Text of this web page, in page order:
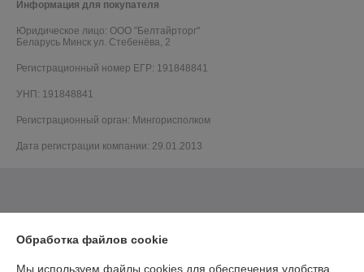
Информация для покупателя
Юридическое лицо: ООО "Белтайрторг"
Беларусь Минск ул. Стебенёва, 2
Регистрационный номер ЕГР: 191848841
УНП: 191848841
Регистрационный орган: Мингорисполком
Дата регистрации компании: 29.01.2013
Обработка файлов cookie
Мы используем файлы cookies для обеспечения удобства